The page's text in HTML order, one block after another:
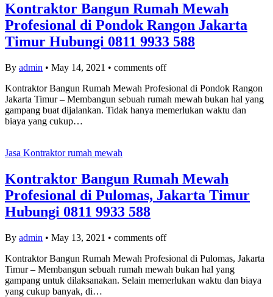
Kontraktor Bangun Rumah Mewah
Profesional di Pondok Rangon Jakarta
Timur Hubungi 0811 9933 588
By admin • May 14, 2021 • comments off
Kontraktor Bangun Rumah Mewah Profesional di Pondok Rangon
Jakarta Timur – Membangun sebuah rumah mewah bukan hal yang
gampang buat dijalankan. Tidak hanya memerlukan waktu dan
biaya yang cukup…
Jasa Kontraktor rumah mewah
Kontraktor Bangun Rumah Mewah
Profesional di Pulomas, Jakarta Timur
Hubungi 0811 9933 588
By admin • May 13, 2021 • comments off
Kontraktor Bangun Rumah Mewah Profesional di Pulomas, Jakarta
Timur – Membangun sebuah rumah mewah bukan hal yang
gampang untuk dilaksanakan. Selain memerlukan waktu dan biaya
yang cukup banyak, di…